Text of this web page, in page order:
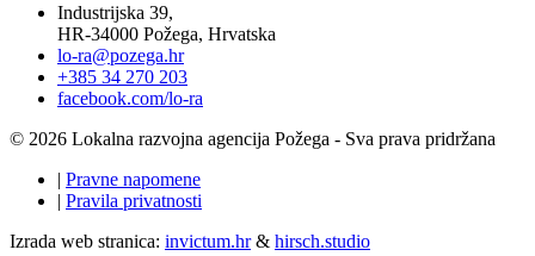
Industrijska 39,
HR-34000 Požega, Hrvatska
lo-ra@pozega.hr
+385 34 270 203
facebook.com/lo-ra
© 2026 Lokalna razvojna agencija Požega - Sva prava pridržana
| Pravne napomene
| Pravila privatnosti
Izrada web stranica: invictum.hr& hirsch.studio